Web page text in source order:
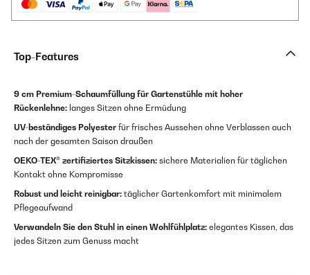
Top-Features
9 cm Premium-Schaumfüllung für Gartenstühle mit hoher
Rückenlehne: langes Sitzen ohne Ermüdung
UV-beständiges Polyester für frisches Aussehen ohne Verblassen auch
nach der gesamten Saison draußen
OEKO-TEX® zertifiziertes Sitzkissen: sichere Materialien für täglichen
Kontakt ohne Kompromisse
Robust und leicht reinigbar: täglicher Gartenkomfort mit minimalem
Pflegeaufwand
Verwandeln Sie den Stuhl in einen Wohlfühlplatz: elegantes Kissen, das
jedes Sitzen zum Genuss macht